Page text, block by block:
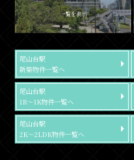
一覧を表示
尾山台駅
新築物件一覧へ
尾山台駅
1R～1K物件一覧へ
尾山台駅
2K～2LDK物件一覧へ